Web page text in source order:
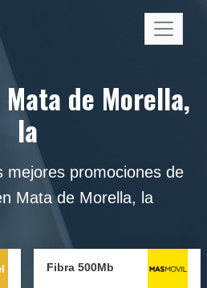
de Morella,
la
mejores promociones de
Mata de Morella, la
Fibra 500Mb